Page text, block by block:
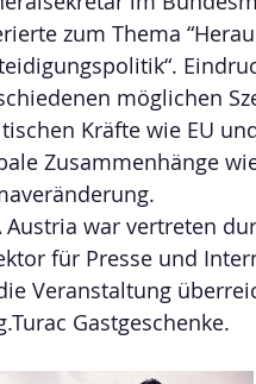
zum Thema
möglichen
Kräfte wie EU
Zusammenhänge
Austria war vertreten
für Presse und
Veranstaltung
Gastgeschenke.